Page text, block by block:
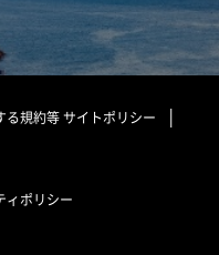
る規約等サイトポリシー
ィポリシー